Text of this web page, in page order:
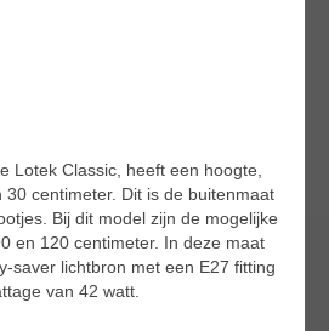
Lotek Classic, heeft een hoogte,
30 centimeter. Dit is de buitenmaat
Bij dit model zijn de mogelijke
en 120 centimeter. In deze maat
saver lichtbron met een E27 fitting
van 42 watt.